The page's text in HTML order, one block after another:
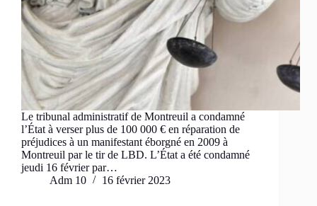
Le tribunal administratif de Montreuil a condamné
l’État à verser plus de 100 000 € en réparation de
préjudices à un manifestant éborgné en 2009 à
Montreuil par le tir de LBD. L’État a été condamné
jeudi 16 février par…
Adm 10
16 février 2023